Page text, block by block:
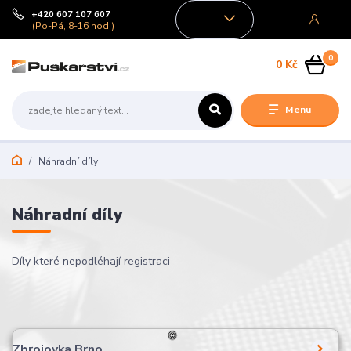
Menu
+420 607 107 607
(Po-Pá, 8-16 hod.)
0
0 Kč
Náhradní díly
Náhradní díly
Díly které nepodléhají registraci